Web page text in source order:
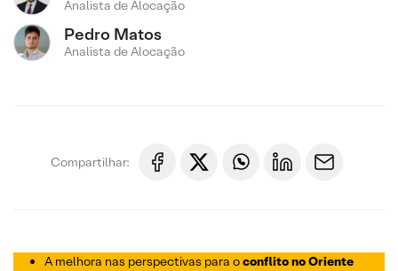
Analista de Alocação
Pedro Matos
Analista de Alocação
Compartilhar:
A melhora nas perspectivas para oconflito no Oriente